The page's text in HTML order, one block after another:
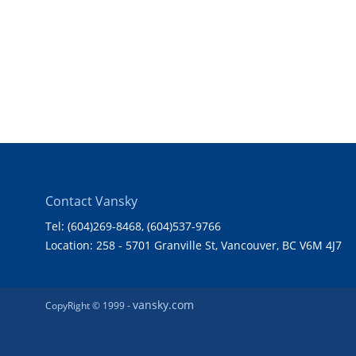
Contact Vansky
Tel: (604)269-8468, (604)537-9766
Location: 258 - 5701 Granville St, Vancouver, BC V6M 4J7
CopyRight © 1999 -vansky.com